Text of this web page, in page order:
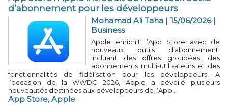
d’abonnement pour les développeurs
Mohamad Ali Taha | 15/06/2026|
Business
Apple enrichit l’App Store avec de
nouveaux outils d’abonnement,
incluant des offres groupées, des
abonnements multi-utilisateurs et des
fonctionnalités de fidélisation pour les développeurs. A
l’occasion de la WWDC 2026, Apple a dévoilé plusieurs
nouveautés destinées aux développeurs de l’App...
App Store,Apple